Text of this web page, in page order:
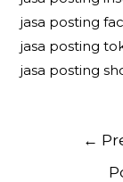
jasa posting
jasa posting
jasa posting
Post
←